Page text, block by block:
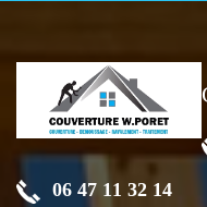
06 47 11 32 14